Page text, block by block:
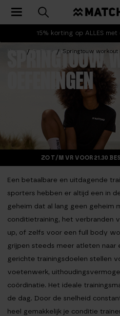
15% korting op ALLES met
Toggle navigation
Springtouw workout
SPRINGTOUW
OEFENINGEN
ZO T/M VR VOOR 21.30
Een betaalbare en uitdagende
sporters hebben er altijd een in
geheim dat al lang geen geheim
conditietraining, het verbranden
up, of zelfs voor een full body
grijpen steeds meer atleten naar
gerichte trainingsdoelen stellen
voetenwerk,
coördinatie. Het ideale
de dag. Door de snelheid
heel gemakkelijk je conditie